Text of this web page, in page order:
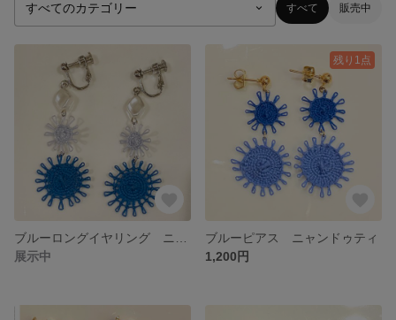
すべて 販売中
展示中
残り1点
ブルーピアス ニャンドゥティ
1,200円